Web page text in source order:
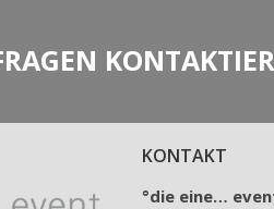
KONTAKT
°die eine…